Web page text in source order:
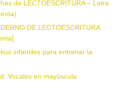
de LECTOESCRITURA – Letra
DE LECTOESCRITURA
infantiles para entrenar la
Vocales en mayúscula